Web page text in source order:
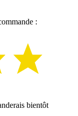
:
bientôt